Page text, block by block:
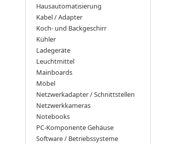
Hausautomatisierung
Kabel / Adapter
Koch- und Backgeschirr
Kühler
Ladegeräte
Leuchtmittel
Mainboards
Möbel
Netzwerkadapter / Schnittstellen
Netzwerkkameras
Notebooks
PC-Komponente Gehäuse
Software / Betriebssysteme